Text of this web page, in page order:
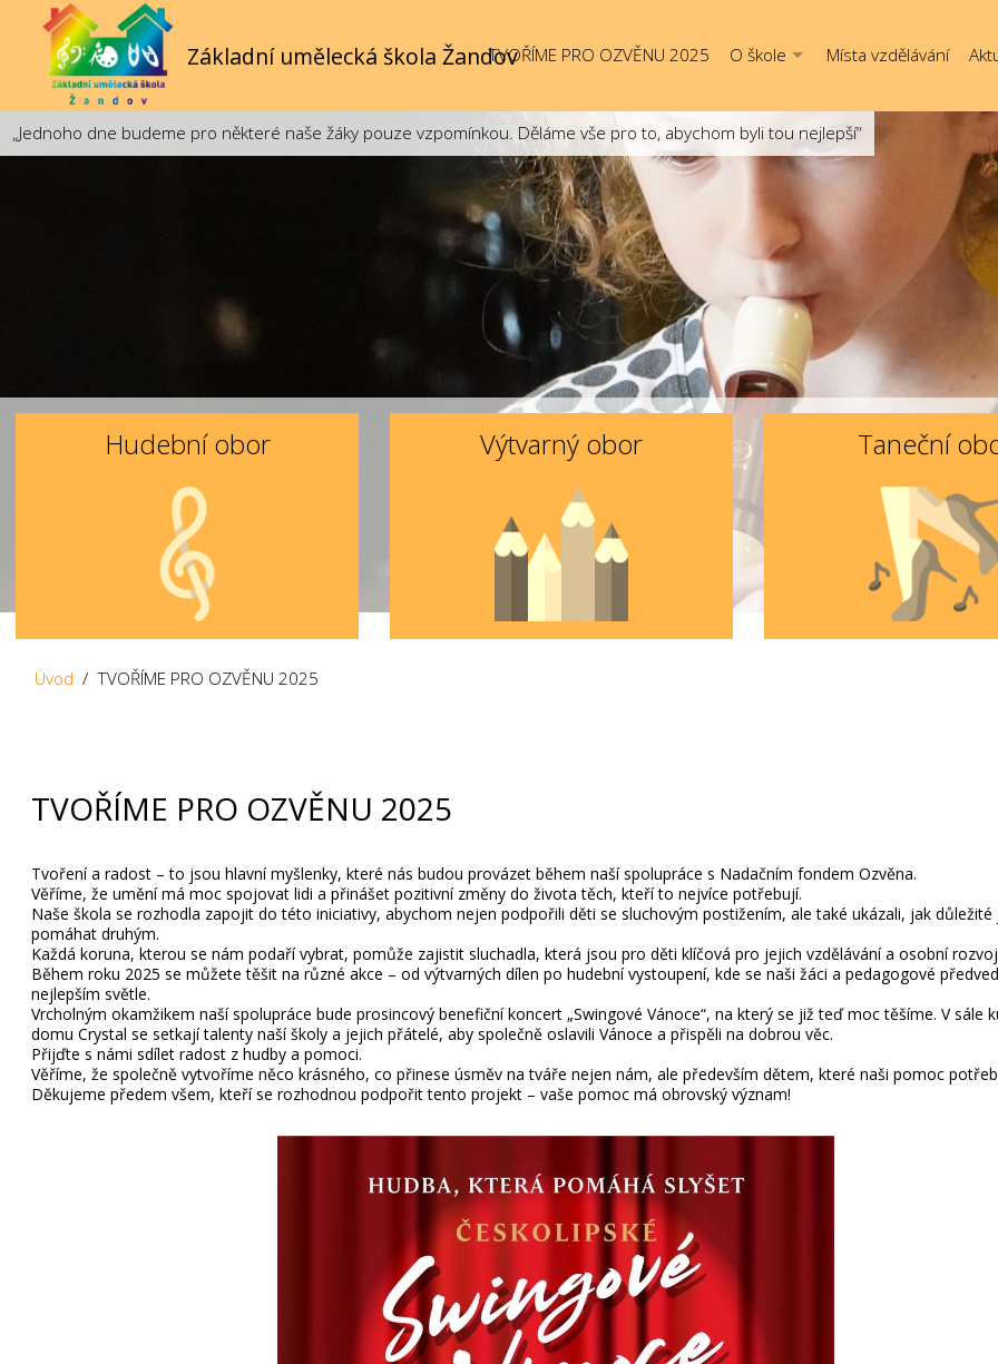
Základní umělecká škola ŽandovTVOŘÍME PRO OZVĚNU 2025 O škole Místa vzdělávání
„Jednoho dne budeme pro některé naše žáky pouze vzpomínkou. Děláme vše pro to, abychom byli tou nejlepší“
Hudební obor Výtvarný obor Taneční
Úvod / TVOŘÍME PRO OZVĚNU 2025
TVOŘÍME PRO OZVĚNU 2025
Tvoření a radost – to jsou hlavní myšlenky, které nás budou provázet během naší spolupráce s Nadačním fondem Ozvěna.
Věříme, že umění má moc spojovat lidi a přinášet pozitivní změny do života těch, kteří to nejvíce potřebují.
Naše škola se rozhodla zapojit do této iniciativy, abychom nejen podpořili děti se sluchovým postižením, ale také ukázali, jak důležité
pomáhat druhým.
Každá koruna, kterou se nám podaří vybrat, pomůže zajistit sluchadla, která jsou pro děti klíčová pro jejich vzdělávání a osobní
Během roku 2025 se můžete těšit na různé akce – od výtvarných dílen po hudební vystoupení, kde se naši žáci a pedagogové
nejlepším světle.
Vrcholným okamžikem naší spolupráce bude prosincový benefiční koncert „Swingové Vánoce“, na který se již teď moc těšíme. V sále
domu Crystal se setkají talenty naší školy a jejich přátelé, aby společně oslavili Vánoce a přispěli na dobrou věc.
Přijďte s námi sdílet radost z hudby a pomoci.
Věříme, že společně vytvoříme něco krásného, co přinese úsměv na tváře nejen nám, ale především dětem, které naši pomoc
Děkujeme předem všem, kteří se rozhodnou podpořit tento projekt – vaše pomoc má obrovský význam!